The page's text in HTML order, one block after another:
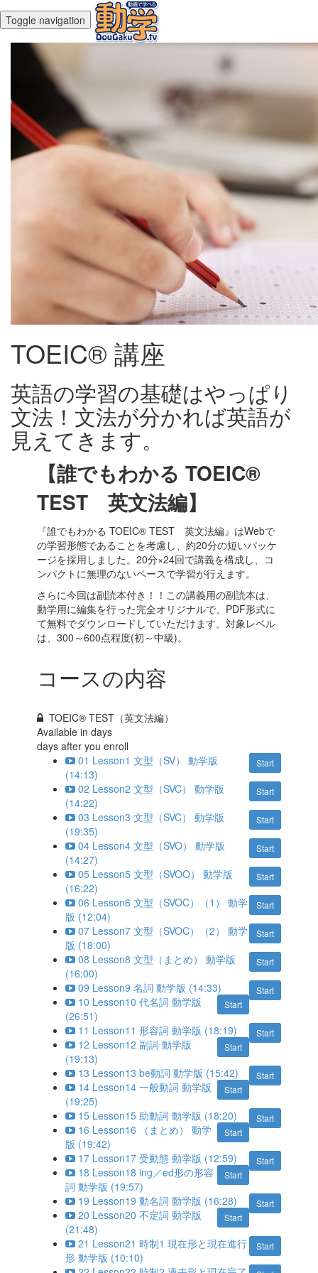
Toggle navigation
TOEIC® 講座
英語の学習の基礎はやっぱり
文法！文法が分かれば英語が
見えてきます。
【誰でもわかる TOEIC®
TEST 英文法編】
『誰でもわかる TOEIC® TEST 英文法編』はWebで
の学習形態であることを考慮し、約20分の短いパッケ
ージを採用しました。20分×24回で講義を構成し、コ
ンパクトに無理のないペースで学習が行えます。
さらに今回は副読本付き！！この講義用の副読本は、
動学用に編集を行った完全オリジナルで、PDF形式に
て無料でダウンロードしていただけます。対象レベル
は、300～600点程度(初～中級)。
コースの内容
TOEIC® TEST（英文法編）
Available indays
days after you enroll
Start
01 Lesson1 文型（SV） 動学版
(14:13)
Start
02 Lesson2 文型（SVC） 動学版
(14:22)
Start
03 Lesson3 文型（SVC） 動学版
(19:35)
Start
04 Lesson4 文型（SVO） 動学版
(14:27)
Start
05 Lesson5 文型（SVOO） 動学版
(16:22)
Start
06 Lesson6 文型（SVOC）（1） 動学
版 (12:04)
Start
07 Lesson7 文型（SVOC）（2） 動学
版 (18:00)
Start
08 Lesson8 文型（まとめ） 動学版
(16:00)
Start
09 Lesson9 名詞 動学版 (14:33)
Start
10 Lesson10 代名詞 動学版
(26:51)
Start
11 Lesson11 形容詞 動学版 (18:19)
Start
12 Lesson12 副詞 動学版
(19:13)
Start
13 Lesson13 be動詞 動学版 (15:42)
Start
14 Lesson14 一般動詞 動学版
(19:25)
Start
15 Lesson15 助動詞 動学版 (18:20)
Start
16 Lesson16 （まとめ） 動学
版 (19:42)
Start
17 Lesson17 受動態 動学版 (12:59)
Start
18 Lesson18 ing／ed形の形容
詞 動学版 (19:57)
Start
19 Lesson19 動名詞 動学版 (16:28)
Start
20 Lesson20 不定詞 動学版
(21:48)
Start
21 Lesson21 時制1 現在形と現在進行
形 動学版 (10:10)